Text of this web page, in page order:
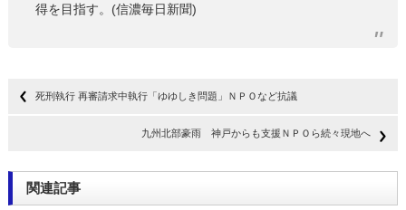
得を目指す。(信濃毎日新聞)
死刑執行 再審請求中執行「ゆゆしき問題」ＮＰＯなど抗議
九州北部豪雨 神戸からも支援ＮＰＯら続々現地へ
関連記事